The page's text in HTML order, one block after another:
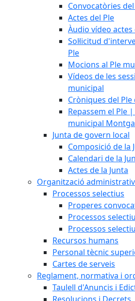
Convocatòries
Actes del Ple
Àudio vídeo
Sol·licitud
Ple
Mocions al Ple
Vídeos de les
municipal
Cròniques del
Repassem el Ple
municipal
Junta de govern local
Composició de la
Calendari de la
Actes de la Junta
Organització
Processos selectius
Properes
Processos
Processos
Recursos humans
Personal tècnic
Cartes de serveis
Reglament, normativa i
Taulell d'Anuncis i